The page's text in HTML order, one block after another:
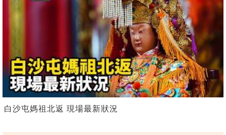
白沙屯媽祖北返 現場最新狀況